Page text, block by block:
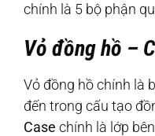
chính là 5 bộ phận
Vỏ đồng hồ –
Vỏ đồng hồ chính là
đến trong cấu tạo
Case chính là lớp